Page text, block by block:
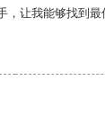
，让我能够找到